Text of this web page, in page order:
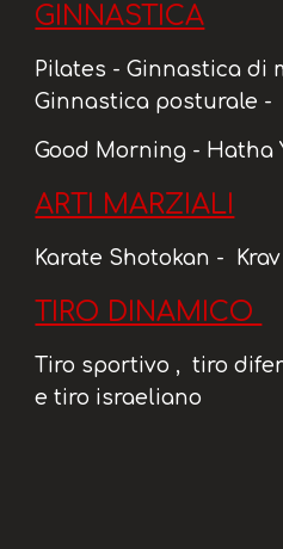
GINNASTICA
Pilates - Ginnastica di
Ginnastica posturale -
Good Morning - Hatha
ARTI MARZIALI
Karate Shotokan -
TIRO DINAMICO
Tiro sportivo , tiro
e tiro israeliano